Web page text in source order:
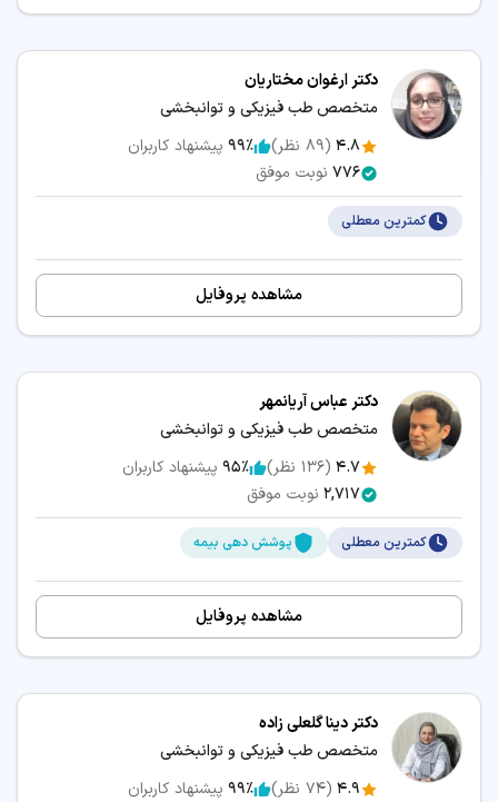
دکتر ارغوان مختاریان
متخصص طب فیزیکی و توانبخشی
4.8
(
89 نظر) 99٪ پیشنهاد کاربران
776 نوبت موفق
کمترین معطلی
مشاهده پروفایل
دکتر عباس آریانمهر
متخصص طب فیزیکی و توانبخشی
4.7
(
136 نظر) 95٪ پیشنهاد کاربران
2,717 نوبت موفق
کمترین معطلی پوشش دهی بیمه
مشاهده پروفایل
دکتر دینا گلعلی زاده
متخصص طب فیزیکی و توانبخشی
4.9
(
74 نظر) 99٪ پیشنهاد کاربران